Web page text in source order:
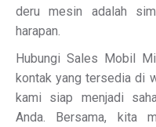
deru mesin adalah
harapan.
Hubungi Sales Mobil
kontak yang tersedia di
kami siap menjadi
Anda. Bersama, kita